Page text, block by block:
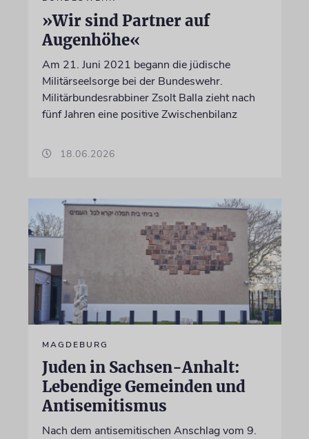
»Wir sind Partner auf
Augenhöhe«
Am 21. Juni 2021 begann die jüdische
Militärseelsorge bei der Bundeswehr.
Militärbundesrabbiner Zsolt Balla zieht nach
fünf Jahren eine positive Zwischenbilanz
18.06.2026
MAGDEBURG
Juden in Sachsen-Anhalt:
Lebendige Gemeinden und
Antisemitismus
Nach dem antisemitischen Anschlag vom 9.